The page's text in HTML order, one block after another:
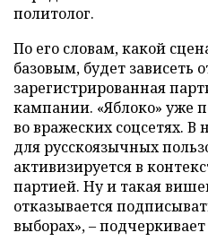
политолог.
По его словам, какой
базовым, будет зависеть
зарегистрированная
кампании. «Яблоко» уже
во вражеских соцсетях.
для русскоязычных
активизируется в
партией. Ну и такая
отказывается
выборах», –